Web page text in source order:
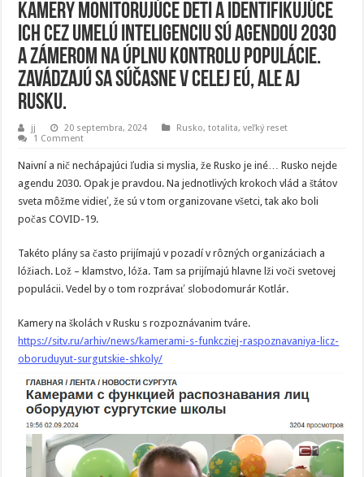
Kamery monitorujúce deti a identifikujúce
ich cez umelú inteligenciu sú agendou 2030
a zámerom na úplnu kontrolu populácie.
Zavádzajú sa súčasne v celej EÚ, ale aj
Rusku.
jj 20 septembra, 2024 Rusko,totalita,veľký reset
1 Comment
Naivní a nič nechápajúci ľudia si myslia, že Rusko je iné… Rusko nejde
agendu 2030. Opak je pravdou. Na jednotlivých krokoch vlád a štátov
sveta môžme vidieť, že sú v tom organizovane všetci, tak ako boli
počas COVID-19.
Takéto plány sa často prijímajú v pozadí v rôzných organizáciach a
lóžiach. Lož – klamstvo, lóža. Tam sa prijímajú hlavne lži voči svetovej
populácii. Vedel by o tom rozprávať slobodomurár Kotlár.
Kamery na školách v Rusku s rozpoznávanim tváre.
https://sitv.ru/arhiv/news/kamerami-s-funkcziej-raspoznavaniya-licz-
oboruduyut-surgutskie-shkoly/